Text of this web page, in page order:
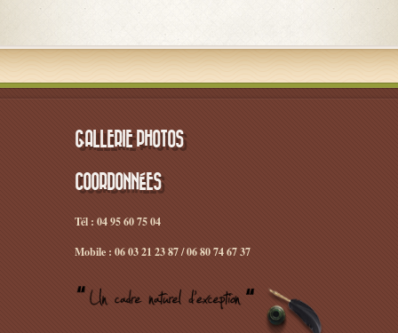
GALLERIE PHOTOS
COORDONNÉES
Tél : 04 95 60 75 04
Mobile : 06 03 21 23 87 / 06 80 74 67 37